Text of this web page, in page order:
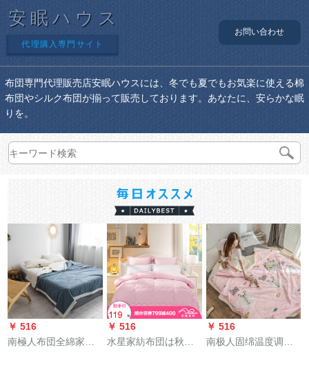
安眠ハウス
代理購入専門サイト
お問い合わせ
布団専門代理販売店安眠ハウスには、冬でも夏でもお気楽に使える棉
布団やシルク布団が揃って販売しております。あなたに、安らかな眠
りを。
￥ 516
南極人布団全綿家紡
￥ 516
水星家紡布団は秋冬
￥ 516
南极人固绵温度调节